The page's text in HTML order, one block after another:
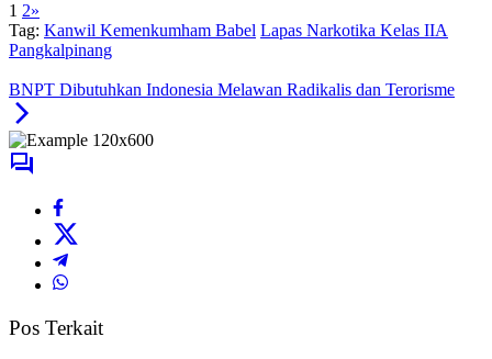
1 2»
Tag: Kanwil Kemenkumham Babel Lapas Narkotika Kelas IIA
Pangkalpinang
BNPT Dibutuhkan Indonesia Melawan Radikalis dan Terorisme
Pos Terkait